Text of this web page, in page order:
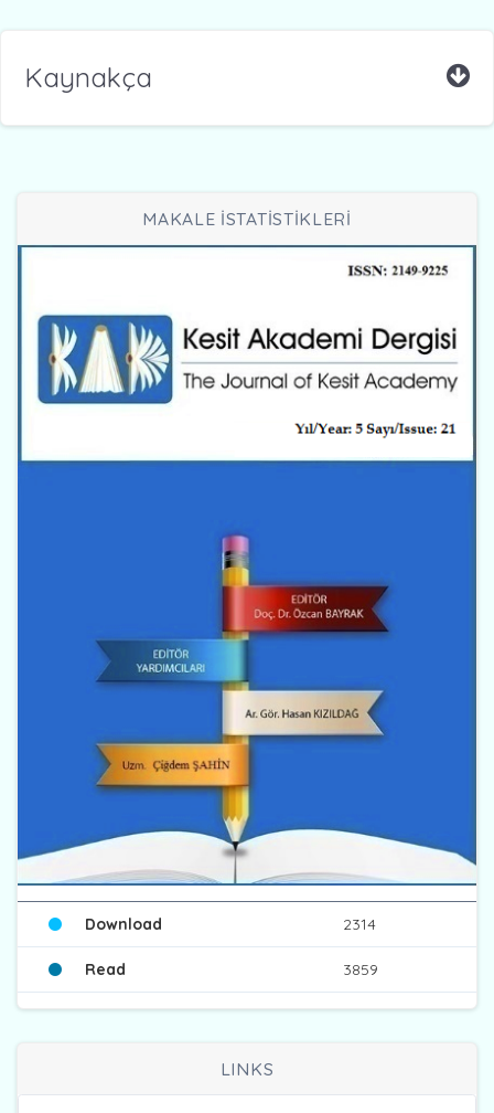
Kaynakça
MAKALE İSTATİSTİKLERİ
Download 2314
Read 3859
LINKS